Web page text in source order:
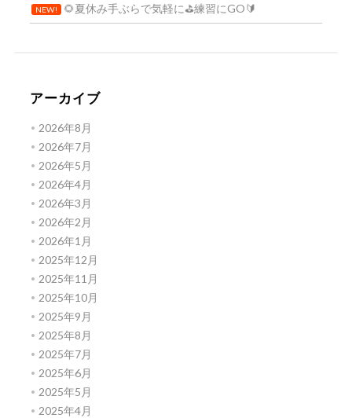
NEW! 🌻夏休み手ぶらで気軽に⛳練習にGO🔰
アーカイブ
2026年8月
2026年7月
2026年5月
2026年4月
2026年3月
2026年2月
2026年1月
2025年12月
2025年11月
2025年10月
2025年9月
2025年8月
2025年7月
2025年6月
2025年5月
2025年4月